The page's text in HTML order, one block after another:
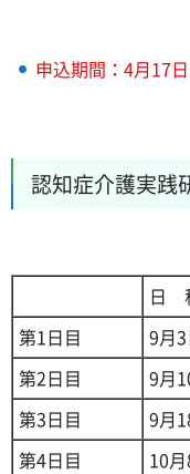
申込期間：4月17
認知症介護実践
日
第1日目
9月
第2日目
9月
第3日目
9月
第4日目
10